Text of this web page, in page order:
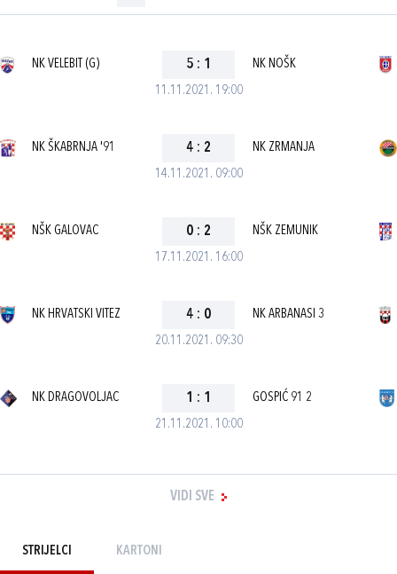
11.11.2021. 19:00
NK VELEBIT (G) 5 : 1 NK NOŠK
14.11.2021. 09:00
NK ŠKABRNJA '91 4 : 2 NK ZRMANJA
17.11.2021. 16:00
NŠK GALOVAC 0 : 2 NŠK ZEMUNIK
20.11.2021. 09:30
NK HRVATSKI VITEZ 4 : 0 NK ARBANASI 3
21.11.2021. 10:00
NK DRAGOVOLJAC 1 : 1 GOSPIĆ 91 2
VIDI SVE
STRIJELCI KARTONI